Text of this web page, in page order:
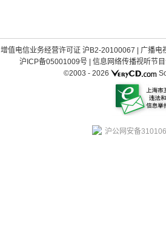
增值电信业务经营许可证 沪B2-20100067
广播电
沪ICP备05001009号| 信息网络传播视听节
©2003 - 2026
沪公网安备